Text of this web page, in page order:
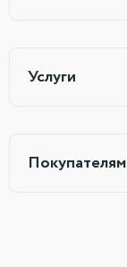
Услуги
Покупателям